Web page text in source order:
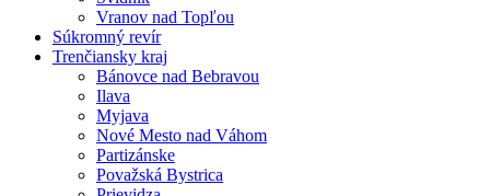
Vranov nad Topľou
Súkromný revír
Trenčiansky kraj
Bánovce nad Bebravou
Ilava
Myjava
Nové Mesto nad Váhom
Partizánske
Považská Bystrica